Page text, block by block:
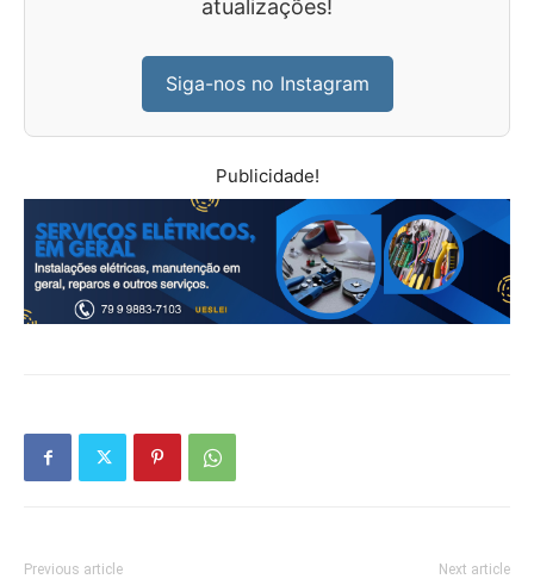
atualizações!
Siga-nos no Instagram
Publicidade!
Previous article Next article